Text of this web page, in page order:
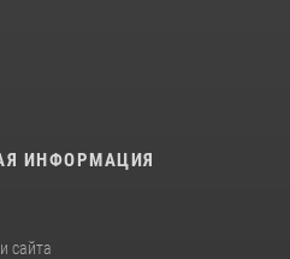
ИНФОРМАЦИЯ
сайта